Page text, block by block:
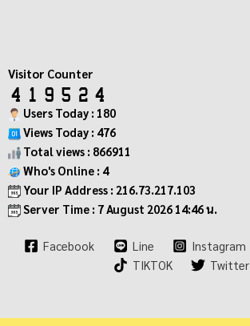
Visitor Counter
Users Today : 180
Views Today : 476
Total views : 866911
Who's Online : 4
Your IP Address : 216.73.217.103
Server Time : 7 August 2026 14:46 น.
Facebook Line Instagram
TIKTOK
Twitter